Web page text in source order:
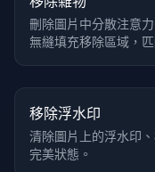
刪除圖片中分散注意
無縫填充移除區域，
處理前
移除浮水印
清除圖片上的浮水印
完美狀態。